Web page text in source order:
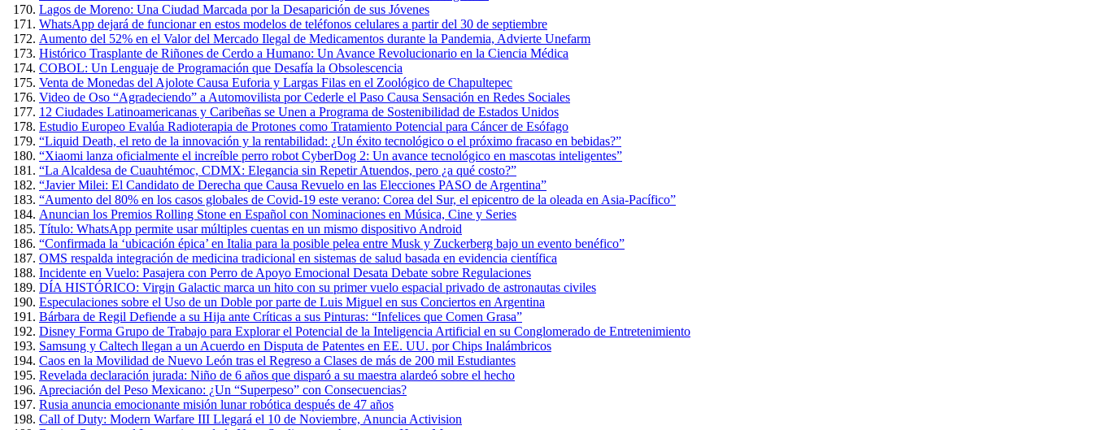
Lagos de Moreno: Una Ciudad Marcada por la Desaparición de sus Jóvenes
WhatsApp dejará de funcionar en estos modelos de teléfonos celulares a partir del 30 de septiembre
Aumento del 52% en el Valor del Mercado Ilegal de Medicamentos durante la Pandemia, Advierte Unefarm
Histórico Trasplante de Riñones de Cerdo a Humano: Un Avance Revolucionario en la Ciencia Médica
COBOL: Un Lenguaje de Programación que Desafía la Obsolescencia
Venta de Monedas del Ajolote Causa Euforia y Largas Filas en el Zoológico de Chapultepec
Video de Oso “Agradeciendo” a Automovilista por Cederle el Paso Causa Sensación en Redes Sociales
12 Ciudades Latinoamericanas y Caribeñas se Unen a Programa de Sostenibilidad de Estados Unidos
Estudio Europeo Evalúa Radioterapia de Protones como Tratamiento Potencial para Cáncer de Esófago
“Liquid Death, el reto de la innovación y la rentabilidad: ¿Un éxito tecnológico o el próximo fracaso en bebidas?”
“Xiaomi lanza oficialmente el increíble perro robot CyberDog 2: Un avance tecnológico en mascotas inteligentes”
“La Alcaldesa de Cuauhtémoc, CDMX: Elegancia sin Repetir Atuendos, pero ¿a qué costo?”
“Javier Milei: El Candidato de Derecha que Causa Revuelo en las Elecciones PASO de Argentina”
“Aumento del 80% en los casos globales de Covid-19 este verano: Corea del Sur, el epicentro de la oleada en Asia-Pacífico”
Anuncian los Premios Rolling Stone en Español con Nominaciones en Música, Cine y Series
Título: WhatsApp permite usar múltiples cuentas en un mismo dispositivo Android
“Confirmada la ‘ubicación épica’ en Italia para la posible pelea entre Musk y Zuckerberg bajo un evento benéfico”
OMS respalda integración de medicina tradicional en sistemas de salud basada en evidencia científica
Incidente en Vuelo: Pasajera con Perro de Apoyo Emocional Desata Debate sobre Regulaciones
DÍA HISTÓRICO: Virgin Galactic marca un hito con su primer vuelo espacial privado de astronautas civiles
Especulaciones sobre el Uso de un Doble por parte de Luis Miguel en sus Conciertos en Argentina
Bárbara de Regil Defiende a su Hija ante Críticas a sus Pinturas: “Infelices que Comen Grasa”
Disney Forma Grupo de Trabajo para Explorar el Potencial de la Inteligencia Artificial en su Conglomerado de Entretenimiento
Samsung y Caltech llegan a un Acuerdo en Disputa de Patentes en EE. UU. por Chips Inalámbricos
Caos en la Movilidad de Nuevo León tras el Regreso a Clases de más de 200 mil Estudiantes
Revelada declaración jurada: Niño de 6 años que disparó a su maestra alardeó sobre el hecho
Apreciación del Peso Mexicano: ¿Un “Superpeso” con Consecuencias?
Rusia anuncia emocionante misión lunar robótica después de 47 años
Call of Duty: Modern Warfare III Llegará el 10 de Noviembre, Anuncia Activision